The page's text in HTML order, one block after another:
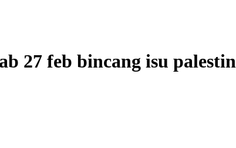
27 feb bincang isu palestin